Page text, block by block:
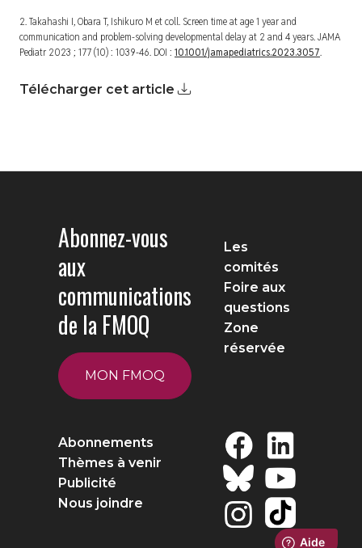
2. Takahashi I, Obara T, Ishikuro M et coll. Screen time at age 1 year and
communication and problem-solving developmental delay at 2 and 4 years.JAMA
Pediatr 2023 ; 177 (10) : 1039-46. DOI : 10.1001/jamapediatrics.2023.3057.
Télécharger cet article
Abonnez-vous
aux
communications
de la FMOQ
MON FMOQ
Les
comités
Foire aux
questions
Zone
réservée
Abonnements
Thèmes à venir
Publicité
Nous joindre